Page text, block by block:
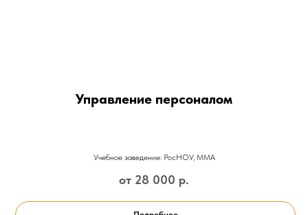
Управление персоналом
Учебное заведение: РосНОУ, ММА
от 28 000 р.